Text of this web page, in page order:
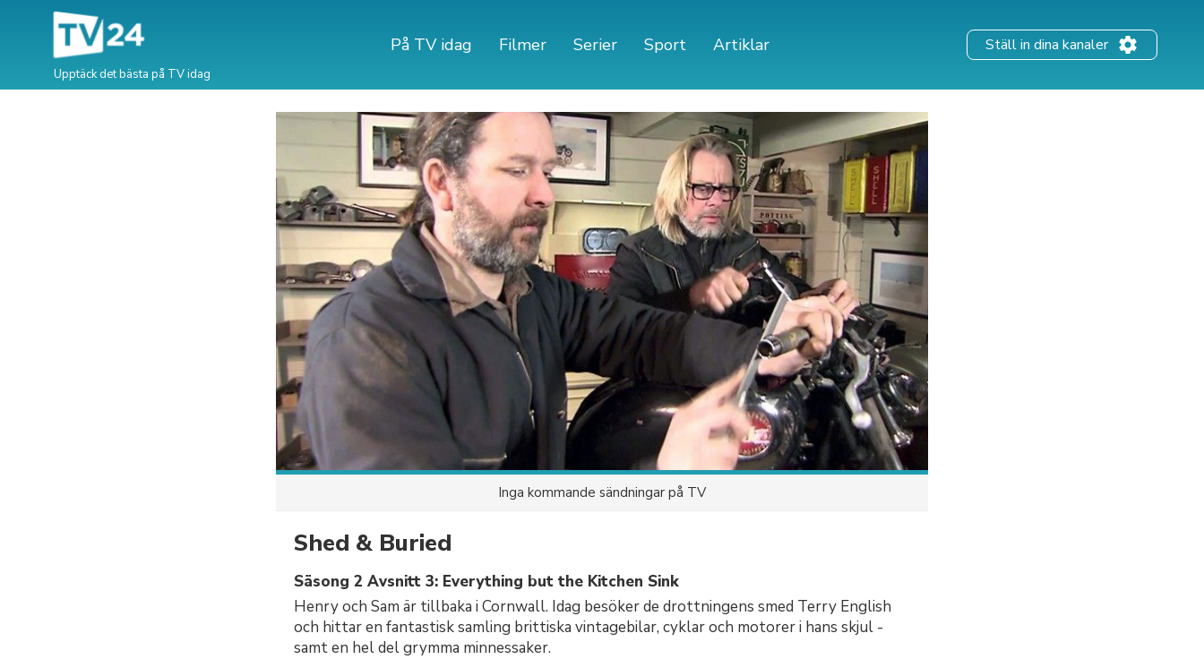
Upptäck det bästa på TV idag
På TV idag Filmer Serier Sport Artiklar Ställ in dina kanaler
Inga kommande sändningar på TV
Shed & Buried
Säsong 2 Avsnitt 3: Everything but the Kitchen Sink
Henry och Sam är tillbaka i Cornwall. Idag besöker de drottningens smed Terry English
och hittar en fantastisk samling brittiska vintagebilar, cyklar och motorer i hans skjul -
samt en hel del grymma minnessaker.